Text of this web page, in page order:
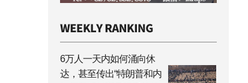
6万人一天内如何涌向休
达，甚至传出“特朗普和内